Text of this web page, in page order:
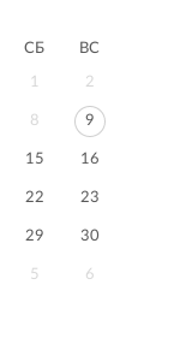
СБ ВС
1 2
8 9
15 16
22 23
29 30
5 6